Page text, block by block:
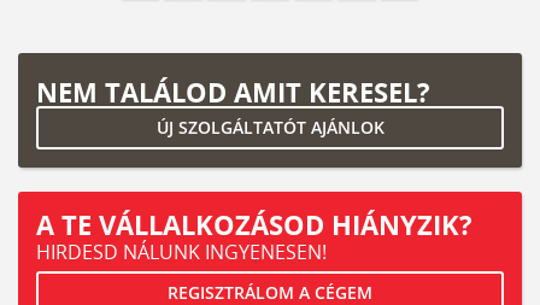
NEM TALÁLOD AMIT KERESEL?
ÚJ SZOLGÁLTATÓT AJÁNLOK
A TE VÁLLALKOZÁSOD HIÁNYZIK?
HIRDESD NÁLUNK INGYENESEN!
REGISZTRÁLOM A CÉGEM